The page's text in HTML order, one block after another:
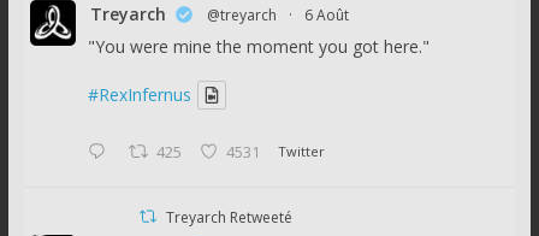
Treyarch @treyarch · 6 Août
"You were mine the moment you got here."
#RexInfernus
425 4531 Twitter
Treyarch Retweeté